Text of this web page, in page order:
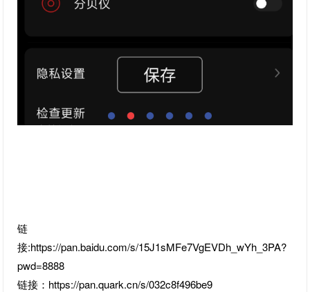
链
接:https://pan.baidu.com/s/15J1sMFe7VgEVDh_wYh_3PA?
pwd=8888
链接：https://pan.quark.cn/s/032c8f496be9